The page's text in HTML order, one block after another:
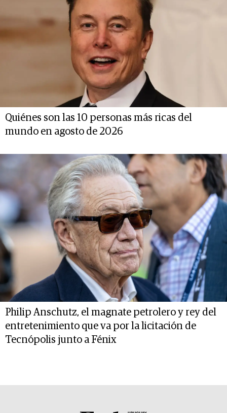
Quiénes son las 10 personas más ricas del
mundo en agosto de 2026
Philip Anschutz, el magnate petrolero y rey del
entretenimiento que va por la licitación de
Tecnópolis junto a Fénix